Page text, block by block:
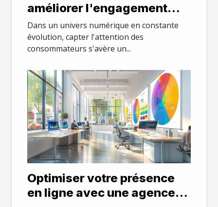
améliorer l'engagement
client en ligne
Dans un univers numérique en constante
évolution, capter l'attention des
consommateurs s'avère un...
Optimiser votre présence
en ligne avec une agence